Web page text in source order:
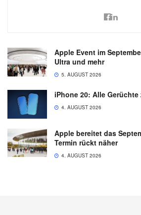
Apple Event im
Ultra und mehr
5. AUGUST 2026
iPhone 20: Alle
4. AUGUST 2026
Apple bereitet das
Termin rückt näher
4. AUGUST 2026